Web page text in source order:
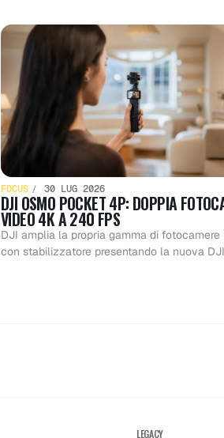
FOCUS 30 LUG 2026
DJI OSMO POCKET 4P: DOPPIA
VIDEO 4K A 240 FPS
DJI amplia la propria gamma di
con stabilizzatore presentando la nuova
LEGACY